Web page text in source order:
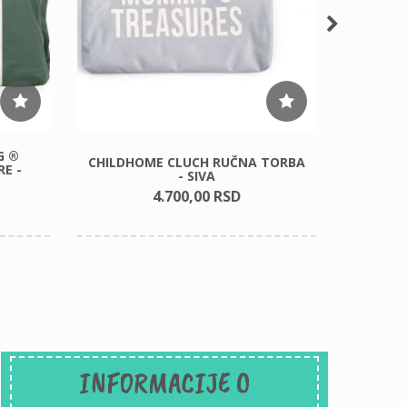
®
- CHILDHOME CLUCH RUČNA TORBA
- SIVA
4.700,00 RSD
INFORMACIJE O